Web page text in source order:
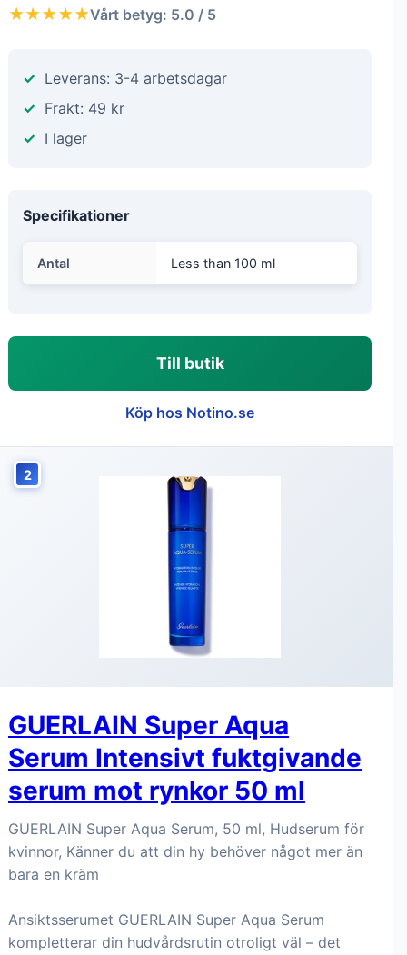
★★★★★Vårt betyg: 5.0 / 5
Leverans: 3-4 arbetsdagar
Frakt: 49 kr
I lager
Specifikationer
Antal Less than 100 ml
Till butik
Köp hos Notino.se
2
GUERLAIN Super Aqua
Serum Intensivt fuktgivande
serum mot rynkor 50 ml
GUERLAIN Super Aqua Serum, 50 ml, Hudserum för
kvinnor, Känner du att din hy behöver något mer än
bara en kräm
Ansiktsserumet GUERLAIN Super Aqua Serum
kompletterar din hudvårdsrutin otroligt väl – det